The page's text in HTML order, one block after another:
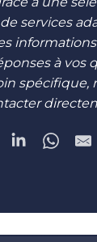
services
à vos
spécifique,